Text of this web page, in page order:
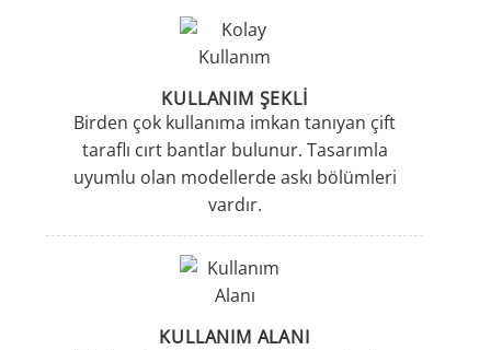
KULLANIM ŞEKLI
Birden çok kullanıma imkan tanıyan çift
taraflı cırt bantlar bulunur. Tasarımla
uyumlu olan modellerde askı bölümleri
vardır.
KULLANIM ALANI